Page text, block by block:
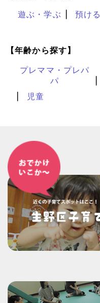
遊ぶ・学ぶ 預ける
【年齢から探す】
プレママ・プレパ
パ
児童